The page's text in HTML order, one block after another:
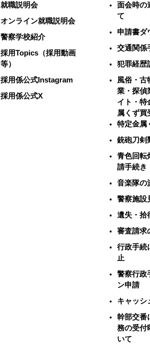
就職説明会
オンライン就職説明会
警察学校紹介
採用Topics（採用動画
等）
採用係公式Instagram
採用係公式X
面会時の
て
申請書ダ
交通関係
犯罪経歴
風俗・古
業・探偵
イト・特
属くず買
特定金属
銃砲刀剣
青色回転
請手続き
音楽隊の
警察施設
遺失・拾
審査請求
行政手続
止
警察行政
ン申請
キャッシ
幹部交番
務の受付
いて